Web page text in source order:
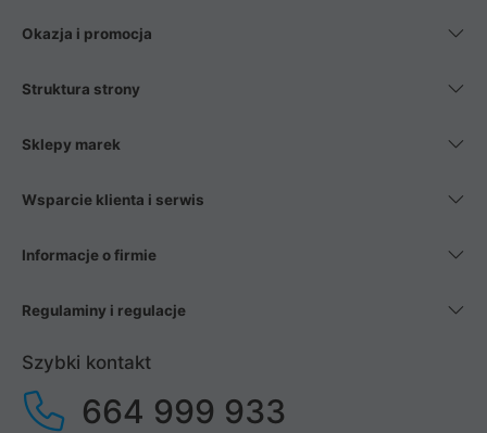
Okazja i promocja
Struktura strony
Sklepy marek
Wsparcie klienta i serwis
Informacje o firmie
Regulaminy i regulacje
Szybki kontakt
664 999 933